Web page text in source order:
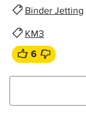
Binder Jetting
КМЗ
6